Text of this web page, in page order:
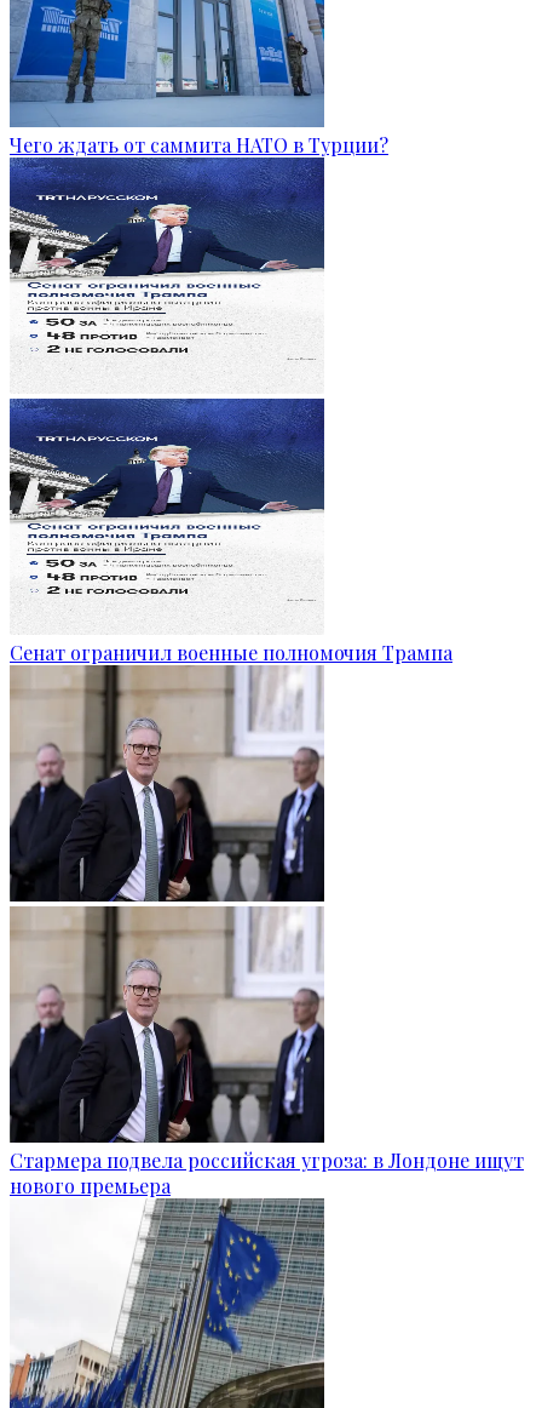
Чего ждать от саммита НАТО в Турции?
Сенат ограничил военные полномочия Трампа
Стармера подвела российская угроза: в Лондоне ищут
нового премьера